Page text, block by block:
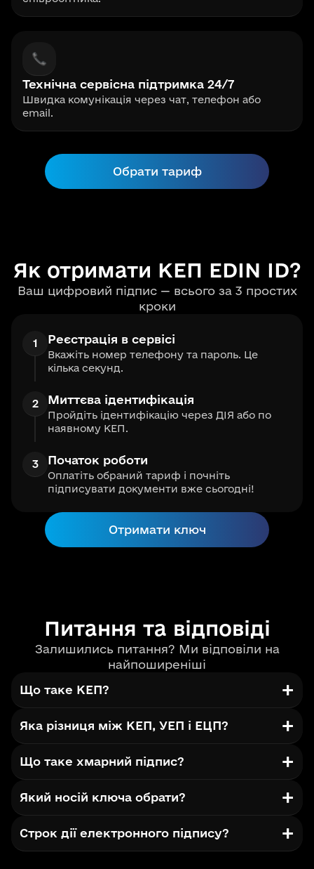
Технічна сервісна підтримка 24/7
Швидка комунікація через чат, телефон або
email.
Обрати тариф
Як отримати КЕП EDIN ID?
Ваш цифровий підпис — всього за 3 простих
кроки
1 Реєстрація в сервісі
Вкажіть номер телефону та пароль. Це
кілька секунд.
2 Миттєва ідентифікація
Пройдіть ідентифікацію через ДІЯ або по
наявному КЕП.
3 Початок роботи
Оплатіть обраний тариф і почніть
підписувати документи вже сьогодні!
Отримати ключ
Питання та відповіді
Залишились питання? Ми відповіли на
найпоширеніші
Що таке КЕП?
Яка різниця між КЕП, УЕП і ЕЦП?
Що таке хмарний підпис?
Який носій ключа обрати?
Строк дії електронного підпису?